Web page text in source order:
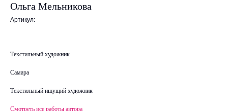
Ольга Мельникова
Артикул:
Текстильный художник
Самара
Текстильный ищущий художник
Смотреть все работы автора